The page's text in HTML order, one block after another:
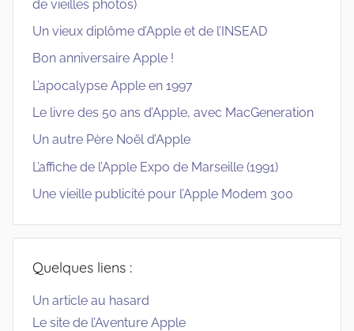
de vieilles photos)
Un vieux diplôme d’Apple et de l’INSEAD
Bon anniversaire Apple !
L’apocalypse Apple en 1997
Le livre des 50 ans d’Apple, avec MacGeneration
Un autre Père Noël d’Apple
L’affiche de l’Apple Expo de Marseille (1991)
Une vieille publicité pour l’Apple Modem 300
Quelques liens :
Un article au hasard
Le site de l’Aventure Apple